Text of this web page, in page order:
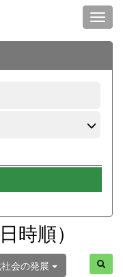
時順）
会の発展